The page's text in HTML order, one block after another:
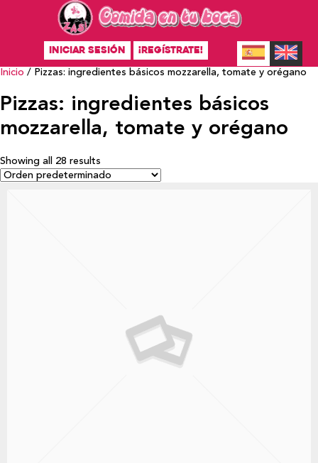
INICIAR SESIÓN ¡REGÍSTRATE!
Inicio / Pizzas: ingredientes básicos mozzarella, tomate y orégano
Pizzas: ingredientes básicos
mozzarella, tomate y orégano
Showing all 28 results